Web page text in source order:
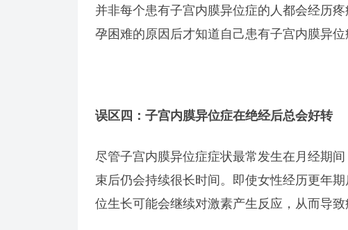
并非每个患有子宫内膜异位症的人都会经历
孕困难的原因后才知道自己患有子宫内膜异位
误区四：子宫内膜异位症在绝经后总会好转
尽管子宫内膜异位症症状最常发生在月经期
束后仍会持续很长时间。即使女性经历更年
位生长可能会继续对激素产生反应，从而导致